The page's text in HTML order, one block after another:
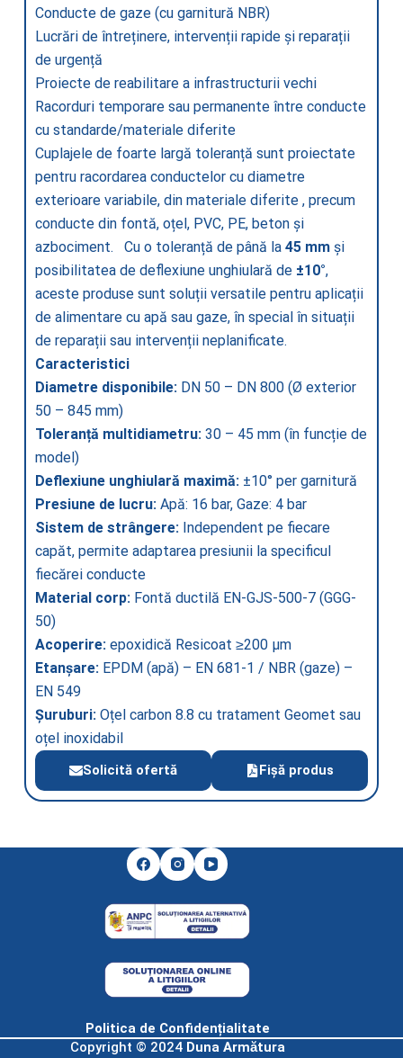
Conducte de gaze (cu garnitură NBR)
Lucrări de întreținere, intervenții rapide și reparații
de urgență
Proiecte de reabilitare a infrastructurii vechi
Racorduri temporare sau permanente între conducte
cu standarde/materiale diferite
Cuplajele de foarte largă toleranță sunt proiectate
pentru racordarea conductelor cu diametre
exterioare variabile, din materiale diferite , precum
conducte din fontă, oțel, PVC, PE, beton și
azbociment. Cu o toleranță de până la 45 mmși
posibilitatea de deflexiune unghiulară de ±10°,
aceste produse sunt soluții versatile pentru aplicații
de alimentare cu apă sau gaze, în special în situații
de reparații sau intervenții neplanificate.
Caracteristici
Diametre disponibile: DN 50 – DN 800 (Ø exterior
50 – 845 mm)
Toleranță multidiametru: 30 – 45 mm (în funcție de
model)
Deflexiune unghiulară maximă: ±10° per garnitură
Presiune de lucru: Apă: 16 bar, Gaze: 4 bar
Sistem de strângere: Independent pe fiecare
capăt, permite adaptarea presiunii la specificul
fiecărei conducte
Material corp: Fontă ductilă EN-GJS-500-7 (GGG-
50)
Acoperire: epoxidică Resicoat ≥200 µm
Etanșare: EPDM (apă) – EN 681-1 / NBR (gaze) –
EN 549
Șuruburi: Oțel carbon 8.8 cu tratament Geomet sau
oțel inoxidabil
Solicită ofertă Fișă produs
Politica de Confidențialitate
Copyright © 2024 Duna Armătura